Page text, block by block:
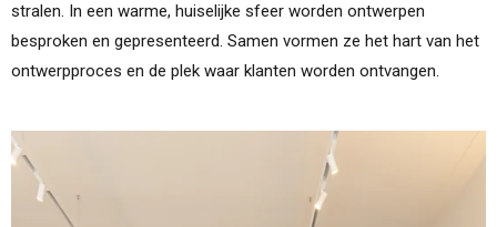
stralen. In een warme, huiselijke sfeer worden ontwerpen
besproken en gepresenteerd. Samen vormen ze het hart van het
ontwerpproces en de plek waar klanten worden ontvangen.